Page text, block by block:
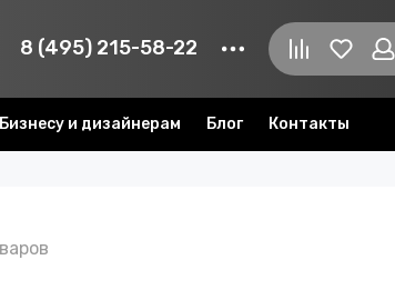
8 (495) 215-58-22
Бизнесу и дизайнерам Блог Контакты